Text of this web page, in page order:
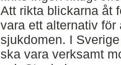
Att rikta blickarna åt
vara ett alternativ
sjukdomen. I
ska vara verksamt